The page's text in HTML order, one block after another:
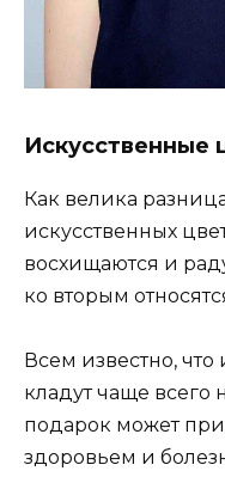
Искусственные
Как велика
искусственных
восхищаются и
ко вторым
Всем известно,
кладут чаще всего
подарок может
здоровьем и